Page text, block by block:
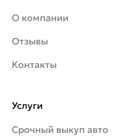
О компании
Отзывы
Контакты
Услуги
Срочный выкуп авто